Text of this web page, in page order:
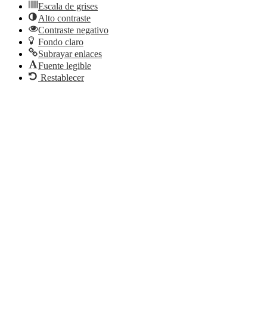
Escala de grises
Alto contraste
Contraste negativo
Fondo claro
Subrayar enlaces
Fuente legible
Restablecer